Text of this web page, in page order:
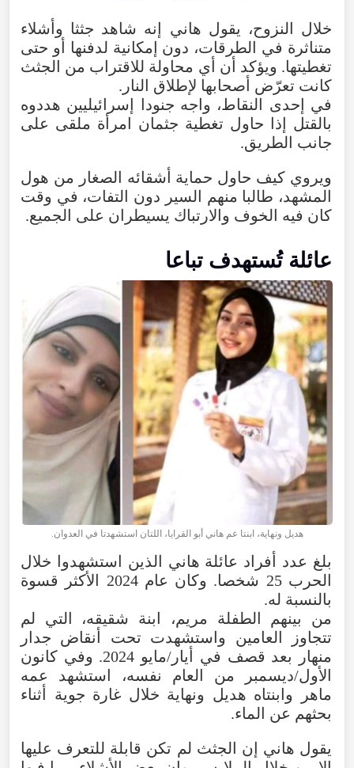
خلال النزوح، يقول هاني إنه شاهد جثثا وأشلاء
متناثرة في الطرقات، دون إمكانية لدفنها أو حتى
تغطيتها. ويؤكد أن أي محاولة للاقتراب من الجثث
كانت تعرّض أصحابها لإطلاق النار.
في إحدى النقاط، واجه جنودا إسرائيليين هددوه
بالقتل إذا حاول تغطية جثمان امرأة ملقى على
جانب الطريق.
ويروي كيف حاول حماية أشقائه الصغار من هول
المشهد، طالبا منهم السير دون التفات، في وقت
كان فيه الخوف والارتباك يسيطران على الجميع.
عائلة تُستهدف تباعا
هديل ونهاية، ابنتا عم هاني أبو القرايا، اللتان استشهدتا في العدوان.
بلغ عدد أفراد عائلة هاني الذين استشهدوا خلال
الحرب 25 شخصا. وكان عام 2024 الأكثر قسوة
بالنسبة له.
من بينهم الطفلة مريم، ابنة شقيقه، التي لم
تتجاوز العامين واستشهدت تحت أنقاض جدار
منهار بعد قصف في أيار/مايو 2024. وفي كانون
الأول/ديسمبر من العام نفسه، استشهد عمه
ماهر وابنتاه هديل ونهاية خلال غارة جوية أثناء
بحثهم عن الماء.
يقول هاني إن الجثث لم تكن قابلة للتعرف عليها